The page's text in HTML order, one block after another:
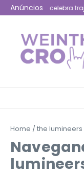
Ir para o conteúdo
Anúncios
Lagum celebra
Home /the lumineers